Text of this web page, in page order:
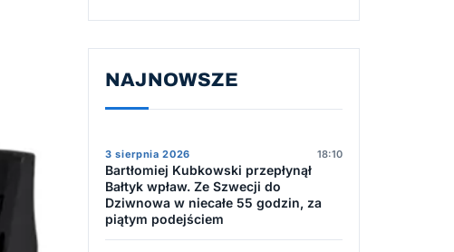
NAJNOWSZE
3 sierpnia 2026 18:10
Bartłomiej Kubkowski przepłynął
Bałtyk wpław. Ze Szwecji do
Dziwnowa w niecałe 55 godzin, za
piątym podejściem